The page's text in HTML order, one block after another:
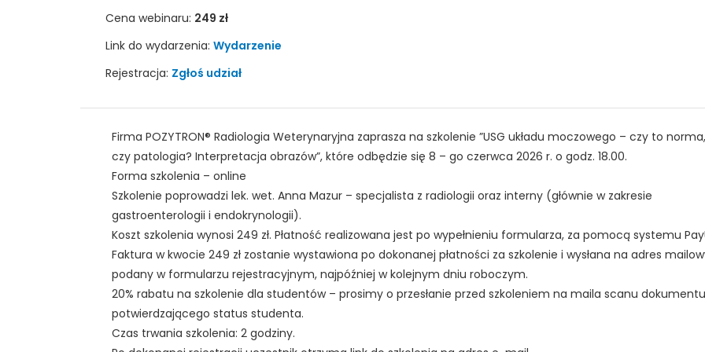
TAK, JESTEM PROFESIONALISTĄ
Nie jestem profesionalistą
Cena webinaru: 249 zł
Link do wydarzenia: Wydarzenie
Rejestracja: Zgłoś udział
Firma POZYTRON® Radiologia Weterynaryjna zaprasza na szkolenie ”USG układu moczowego – czy to norma,
czy patologia? Interpretacja obrazów”, które odbędzie się 8 – go czerwca 2026 r. o godz. 18.00.
Forma szkolenia – online
Szkolenie poprowadzi lek. wet. Anna Mazur – specjalista z radiologii oraz interny (głównie w zakresie
gastroenterologii i endokrynologii).
Koszt szkolenia wynosi 249 zł. Płatność realizowana jest po wypełnieniu formularza, za pomocą systemu
Faktura w kwocie 249 zł zostanie wystawiona po dokonanej płatności za szkolenie i wysłana na adres
podany w formularzu rejestracyjnym, najpóźniej w kolejnym dniu roboczym.
20% rabatu na szkolenie dla studentów – prosimy o przesłanie przed szkoleniem na maila scanu dokumentu
potwierdzającego status studenta.
Czas trwania szkolenia: 2 godziny.